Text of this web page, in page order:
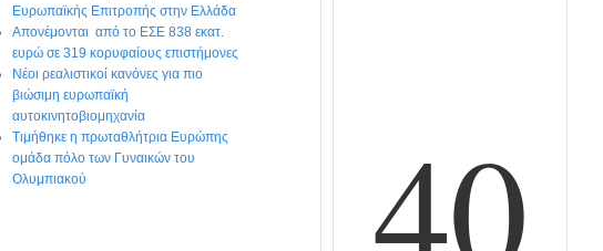
Ευρωπαϊκής Επιτροπής στην Ελλάδα
Απονέμονται από το ΕΣΕ 838 εκατ.
ευρώ σε 319 κορυφαίους επιστήμονες
Νέοι ρεαλιστικοί κανόνες για πιο
βιώσιμη ευρωπαϊκή
αυτοκινητοβιομηχανία
Τιμήθηκε η πρωταθλήτρια Ευρώπης
ομάδα πόλο των Γυναικών του
Ολυμπιακού